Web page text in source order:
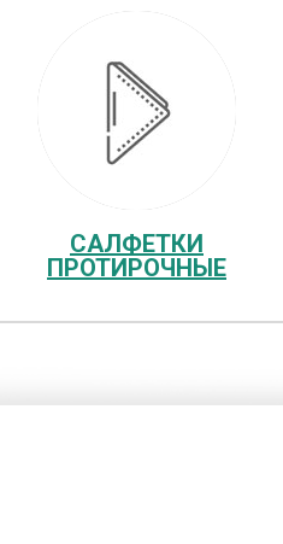
САЛФЕТКИ
ПРОТИРОЧНЫЕ